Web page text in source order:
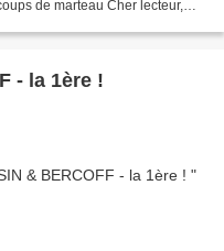
de marteau Cher lecteur,
13h00, TOCSIN & BERCOFF - la 1ère !